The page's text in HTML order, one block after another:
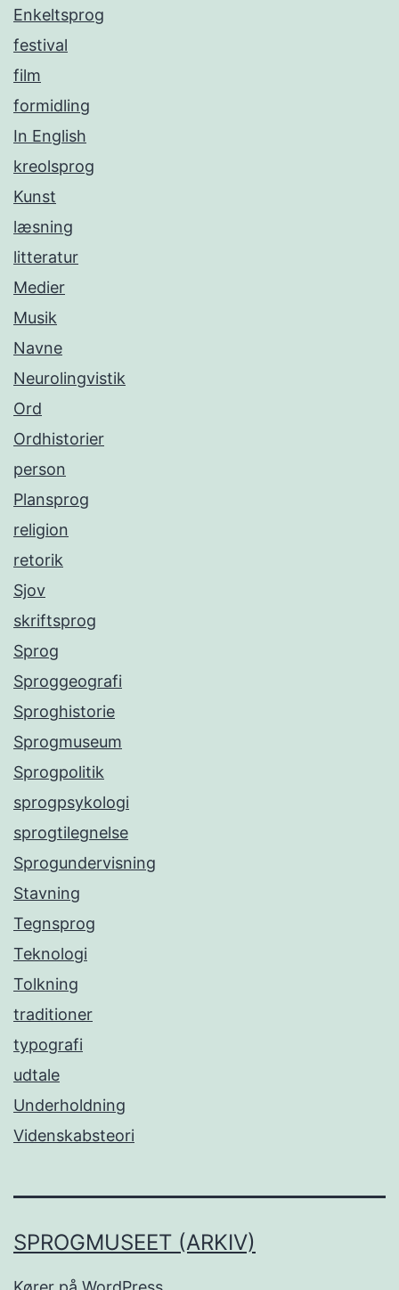
Enkeltsprog
festival
film
formidling
In English
kreolsprog
Kunst
læsning
litteratur
Medier
Musik
Navne
Neurolingvistik
Ord
Ordhistorier
person
Plansprog
religion
retorik
Sjov
skriftsprog
Sprog
Sproggeografi
Sproghistorie
Sprogmuseum
Sprogpolitik
sprogpsykologi
sprogtilegnelse
Sprogundervisning
Stavning
Tegnsprog
Teknologi
Tolkning
traditioner
typografi
udtale
Underholdning
Videnskabsteori
SPROGMUSEET (ARKIV)